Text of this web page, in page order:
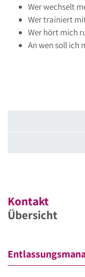
Wer wechselt
Wer trainiert
Wer hört mich
An wen soll ich
Kontakt
Übersicht